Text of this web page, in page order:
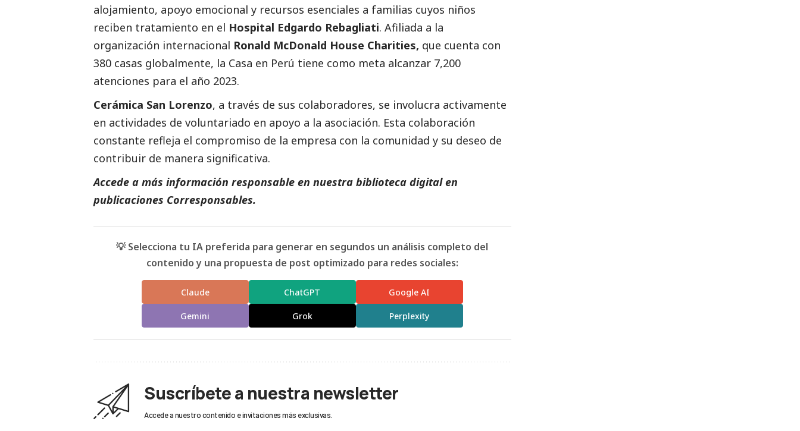
alojamiento, apoyo emocional y recursos esenciales a familias cuyos niños
reciben tratamiento en el Hospital Edgardo Rebagliati. Afiliada a la
organización internacional Ronald McDonald House Charities, que cuenta con
380 casas globalmente, la Casa en Perú tiene como meta alcanzar 7,200
atenciones para el año 2023.
Cerámica San Lorenzo, a través de sus colaboradores, se involucra activamente
en actividades de voluntariado en apoyo a la asociación. Esta colaboración
constante refleja el compromiso de la empresa con la comunidad y su deseo de
contribuir de manera significativa.
Accede a más información responsable en nuestra biblioteca digital en
publicaciones Corresponsables.
💡 Selecciona tu IA preferida para generar en segundos un análisis completo del
contenido y una propuesta de post optimizado para redes sociales:
Claude ChatGPT Google AI
Gemini Grok Perplexity
Suscríbete a nuestra newsletter
Accede a nuestro contenido e invitaciones más exclusivas.